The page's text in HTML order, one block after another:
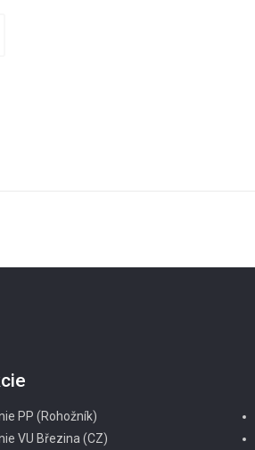
PP (Rohožník)
VU Březina (CZ)